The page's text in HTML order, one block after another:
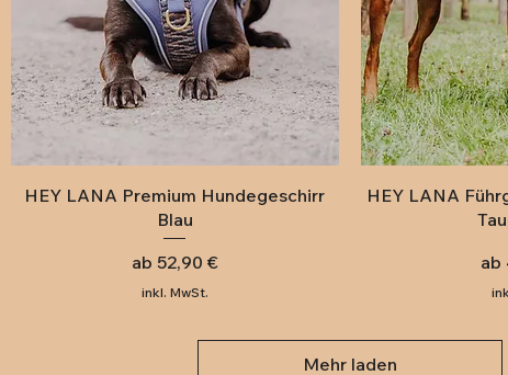
Schnellansicht
HEY LANA Premium Hundegeschirr
Blau
ab 52,90 €
Sale-Preis
inkl. MwSt.
HEY LANA
ab
Mehr laden